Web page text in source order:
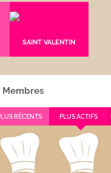
SAINT VALENTIN
Membres
RÉCENTS PLUS ACTIFS